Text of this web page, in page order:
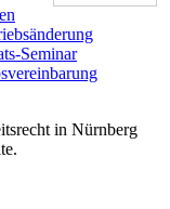
Seminar
in Nürnberg